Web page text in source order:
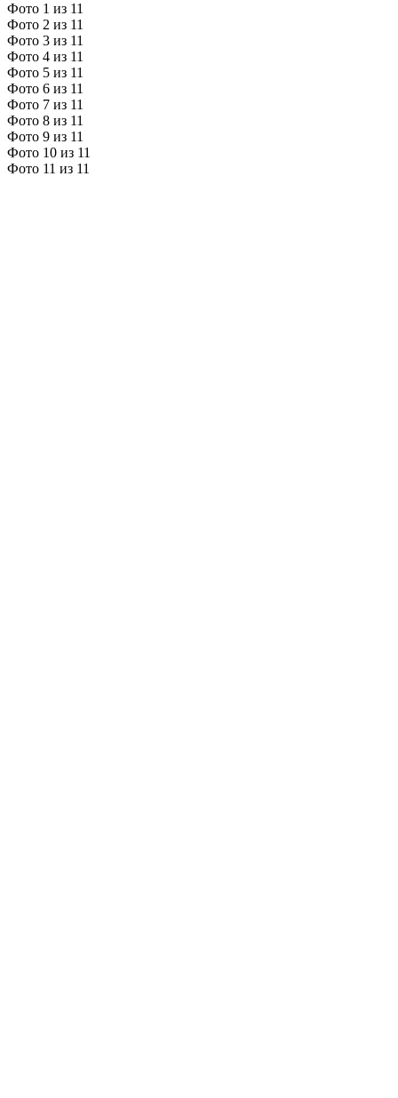
Фото 1 из 11
Фото 2 из 11
Фото 3 из 11
Фото 4 из 11
Фото 5 из 11
Фото 6 из 11
Фото 7 из 11
Фото 8 из 11
Фото 9 из 11
Фото 10 из 11
Фото 11 из 11